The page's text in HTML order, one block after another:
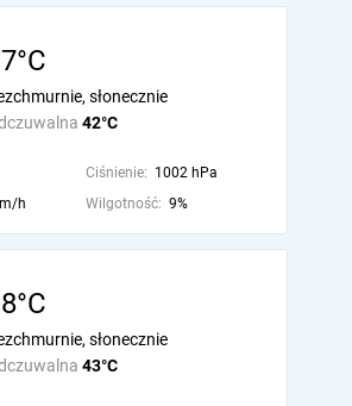
42°C
słonecznie
Ciśnienie: 1002 hPa
h Wilgotność: 9%
43°C
słonecznie